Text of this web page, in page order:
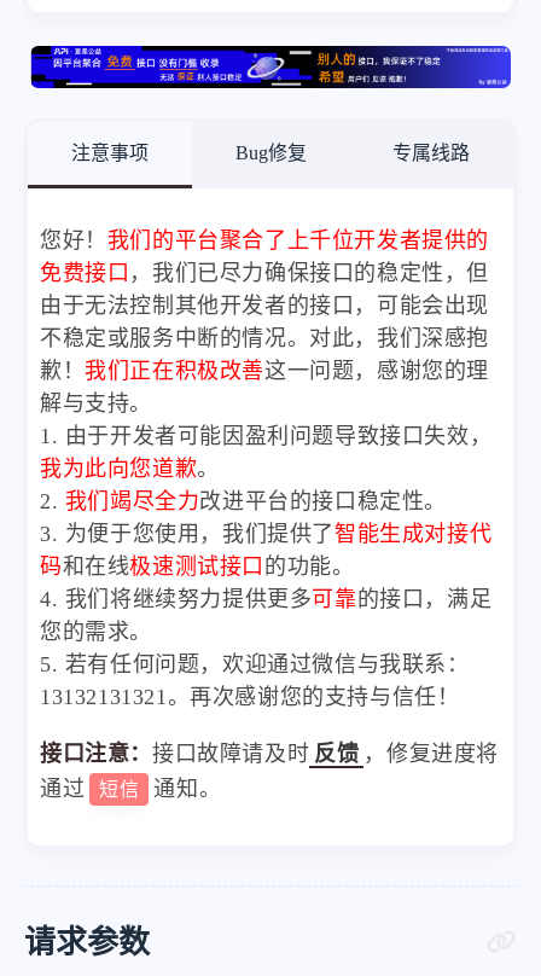
注意事项 Bug修复 专属线路
您好！ 我们的平台聚合了上千位开发者提供的
免费接口 ，我们已尽力确保接口的稳定性，但
由于无法控制其他开发者的接口，可能会出现
不稳定或服务中断的情况。对此，我们深感抱
歉！ 我们正在积极改善这一问题，感谢您的理
解与支持。
1. 由于开发者可能因盈利问题导致接口失效，
我为此向您道歉。
2. 我们竭尽全力改进平台的接口稳定性。
3. 为便于您使用，我们提供了智能生成对接代
码和在线极速测试接口 的功能。
4. 我们将继续努力提供更多可靠的接口，满足
您的需求。
5. 若有任何问题，欢迎通过微信与我联系：
13132131321。再次感谢您的支持与信任！
接口注意： 接口故障请及时 反馈 ，修复进度将
通过
短信 通知。
请求参数